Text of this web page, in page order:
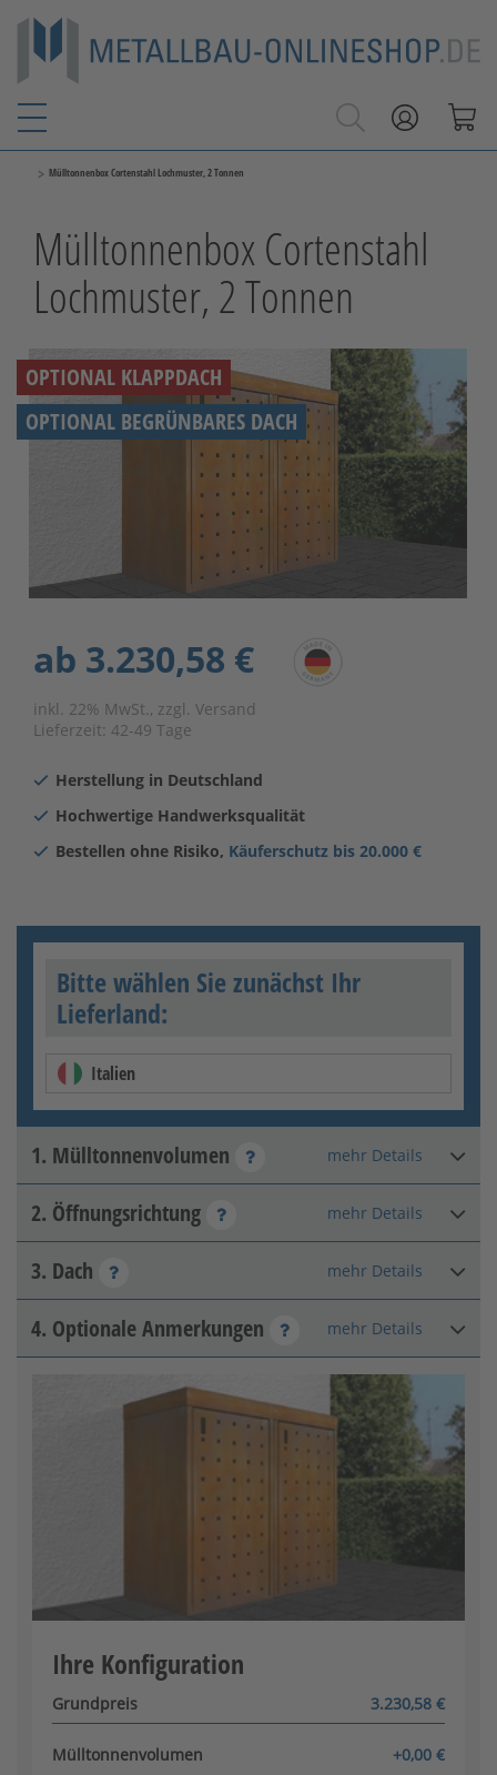
> Mülltonnenbox Cortenstahl Lochmuster, 2 Tonnen
Mülltonnenbox Cortenstahl
Lochmuster, 2 Tonnen
OPTIONAL KLAPPDACH
OPTIONAL BEGRÜNBARES DACH
ab 3.230,58 €
inkl. 22% MwSt., zzgl. Versand
Lieferzeit: 42-49 Tage
Herstellung in Deutschland
Hochwertige Handwerksqualität
Bestellen ohne Risiko, Käuferschutz bis 20.000 €
Bitte wählen Sie zunächst Ihr
Lieferland:
Italien
1. Mülltonnenvolumen mehr Details
2. Öffnungsrichtung mehr Details
DIN links
3. Dach mehr Details
Flachdach
Begrünbares Pflanzdach
[+416,83 €]
4. Optionale Anmerkungen mehr Details
Ihre Konfiguration
Grundpreis 3.230,58 €
Mülltonnenvolumen
+0,00 €
Konfigurator wird geladen